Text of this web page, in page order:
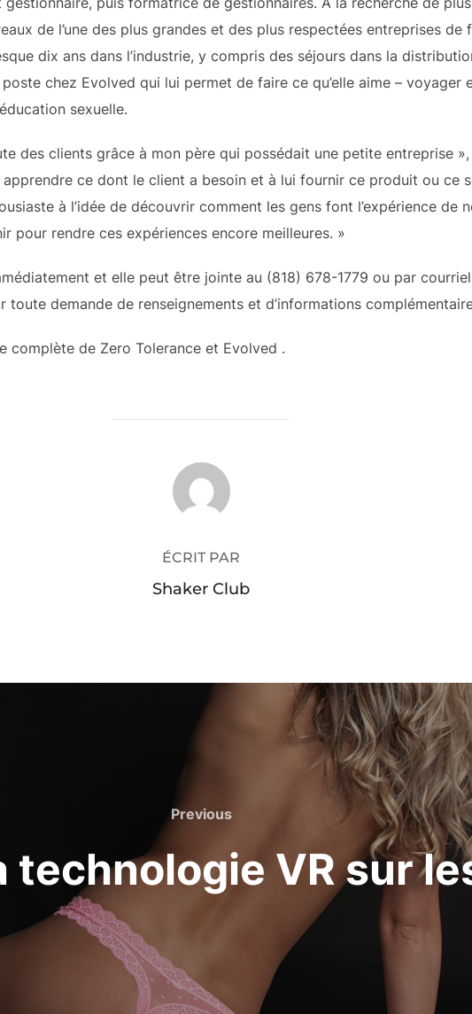
de l’une des plus grandes et des plus respectées entreprises de
dix ans dans l’industrie, y compris des séjours dans la
chez Evolved qui lui permet de faire ce qu’elle aime – voyager
sexuelle.
des clients grâce à mon père qui possédait une petite entreprise »,
ce dont le client a besoin et à lui fournir ce produit ou ce
à l’idée de découvrir comment les gens font l’expérience de
pour rendre ces expériences encore meilleures. »
et elle peut être jointe au (818) 678-1779 ou par
toute demande de renseignements et d’informations
complète de Zero Tolerance et Evolved .
AUTEUR DE LA PUBLICATION
ÉCRIT PAR
Shaker Club
Previous
Previous
technologie VR sur